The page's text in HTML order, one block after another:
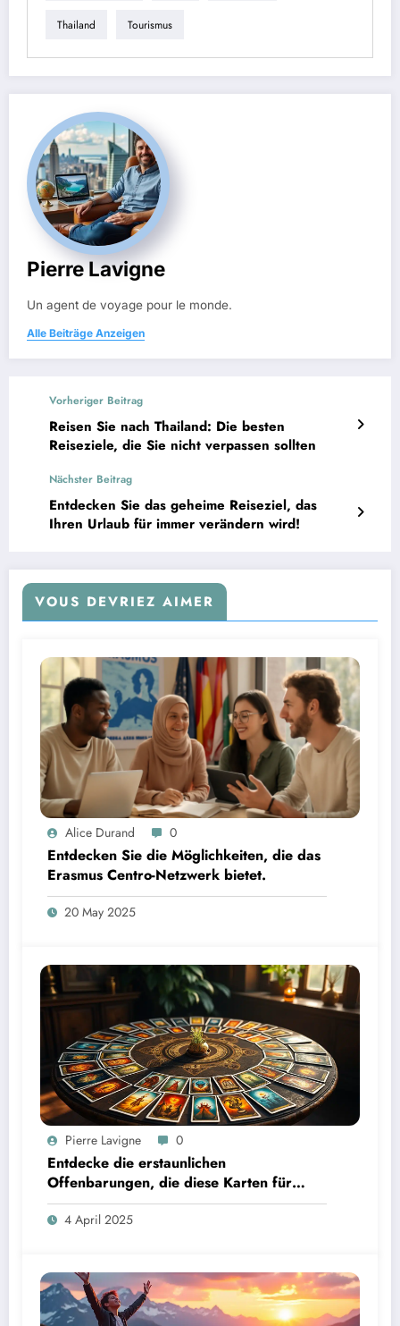
Thailand Tourismus
Pierre Lavigne
Un agent de voyage pour le monde.
Alle Beiträge Anzeigen
Vorheriger Beitrag
Reisen Sie nach Thailand: Die besten
Reiseziele, die Sie nicht verpassen sollten
Nächster Beitrag
Entdecken Sie das geheime Reiseziel, das
Ihren Urlaub für immer verändern wird!
VOUS DEVRIEZ AIMER
Alice Durand 0
Entdecken Sie die Möglichkeiten, die das
Erasmus Centro-Netzwerk bietet.
20 May 2025
Pierre Lavigne 0
Entdecke die erstaunlichen
Offenbarungen, die diese Karten für
deine Zukunft bereithalten!
4 April 2025